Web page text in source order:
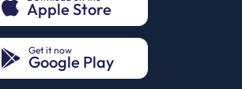
Apple Store
(opens in a new tab)
Get it now
Google Play
(opens in a new tab)